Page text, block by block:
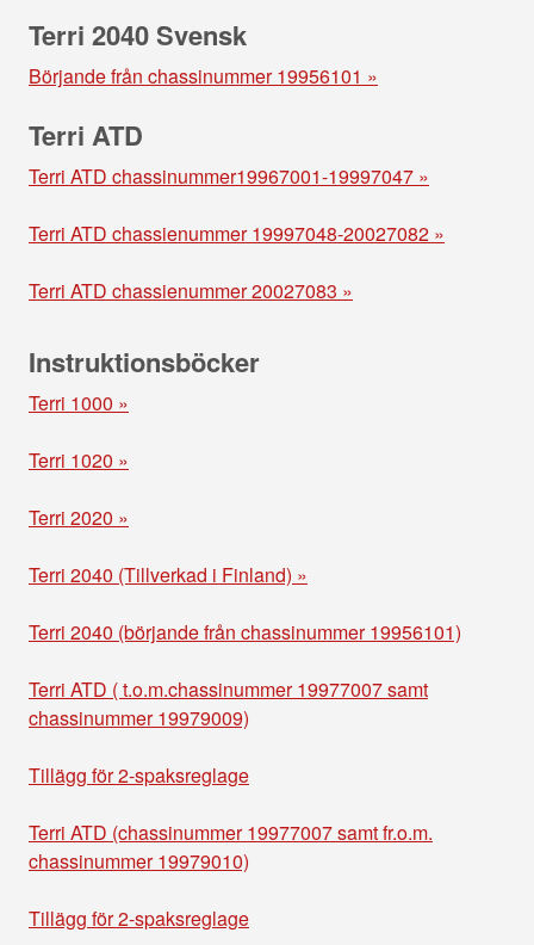
Terri 2040 Svensk
Börjande från chassinummer 19956101 »
Terri ATD
Terri ATD chassinummer19967001-19997047 »
Terri ATD chassienummer 19997048-20027082 »
Terri ATD chassienummer 20027083 »
Instruktionsböcker
Terri 1000 »
Terri 1020 »
Terri 2020 »
Terri 2040 (Tillverkad i Finland) »
Terri 2040 (börjande från chassinummer 19956101)
Terri ATD ( t.o.m.chassinummer 19977007 samt
chassinummer 19979009)
Tillägg för 2-spaksreglage
Terri ATD (chassinummer 19977007 samt fr.o.m.
chassinummer 19979010)
Tillägg för 2-spaksreglage